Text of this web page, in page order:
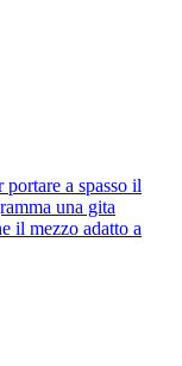
a spasso il
una gita
il mezzo adatto a